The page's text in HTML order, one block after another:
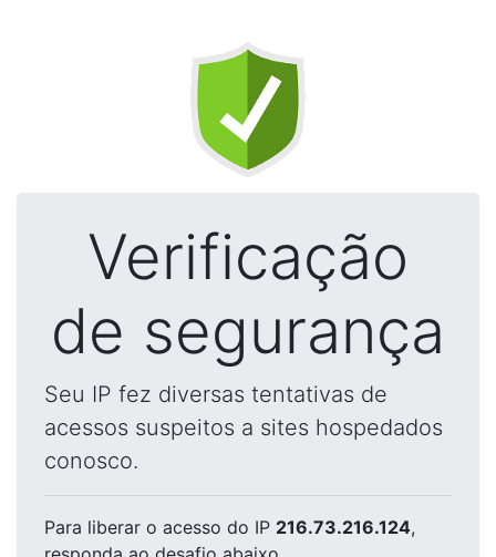
Verificação
de segurança
Seu IP fez diversas tentativas de
acessos suspeitos a sites hospedados
conosco.
Para liberar o acesso do IP 216.73.216.124,